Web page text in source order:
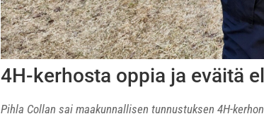
4H-kerhosta oppia ja eväitä
Pihla Collan sai maakunnallisen tunnustuksen 4H-